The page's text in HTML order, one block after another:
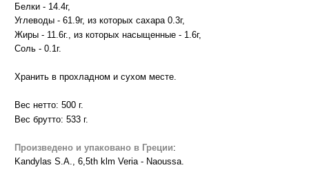
Белки - 14.4г,
Углеводы - 61.9г, из которых сахара 0.3г,
Жиры - 11.6г., из которых насыщенные - 1.6г,
Соль - 0.1г.
Хранить в прохладном и сухом месте.
Вес нетто: 500 г.
Вес брутто: 533 г.
Произведено и упаковано в Греции:
Kandylas S.A., 6,5th klm Veria - Naoussa.